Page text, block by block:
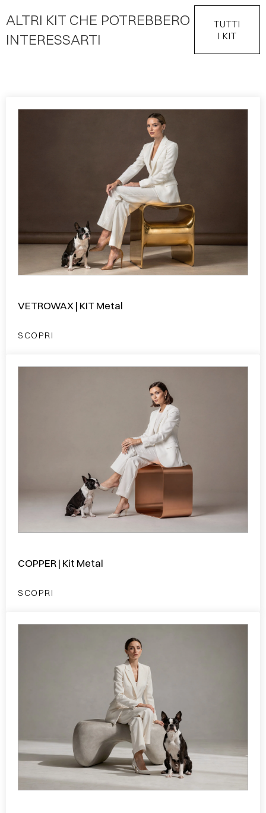
ALTRI KIT CHE POTREBBERO
INTERESSARTI
TUTTI
I KIT
VETROWAX | KIT Metal
SCOPRI
COPPER | Kit Metal
SCOPRI